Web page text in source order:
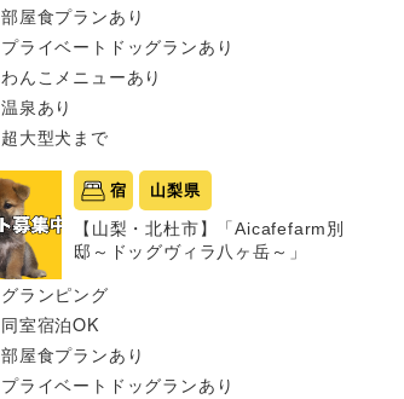
部屋食プランあり
プライベートドッグランあり
わんこメニューあり
温泉あり
超大型犬まで
宿 山梨県
【山梨・北杜市】「Aicafefarm別
邸～ドッグヴィラ八ヶ岳～」
グランピング
同室宿泊OK
部屋食プランあり
プライベートドッグランあり